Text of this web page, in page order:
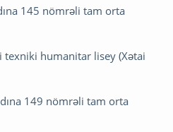
145 nömrəli tam orta
texniki humanitar lisey (Xətai
149 nömrəli tam orta